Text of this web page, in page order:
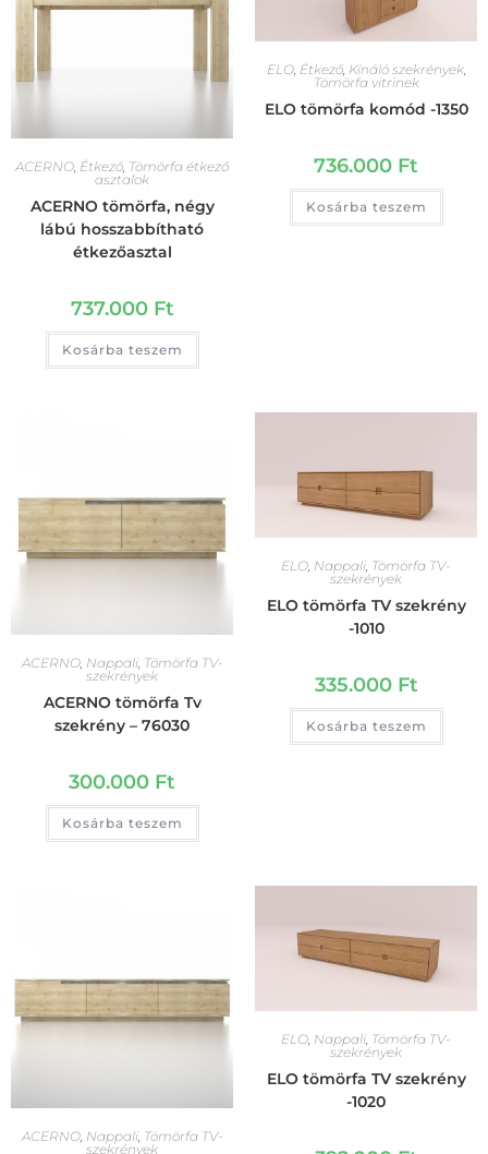
ACERNO Étkező Tömörfa étkező
asztalok
ACERNO tömörfa, négy
lábú hosszabbítható
étkezőasztal
737.000 Ft
Kosárba teszem
ELO, Étkező, Kínáló szekrények,
Tömörfa vitrinek
ELO tömörfa komód -1350
736.000 Ft
Kosárba teszem
ACERNO, Nappali, Tömörfa TV-
szekrények
ACERNO tömörfa Tv
szekrény – 76030
300.000 Ft
Kosárba teszem
ELO Nappali Tömörfa TV-
szekrények
ELO tömörfa TV szekrény
-1010
335.000 Ft
Kosárba teszem
ACERNO, Nappali, Tömörfa TV-
szekrények
ELO Nappali Tömörfa TV-
szekrények
ELO tömörfa TV szekrény
-1020